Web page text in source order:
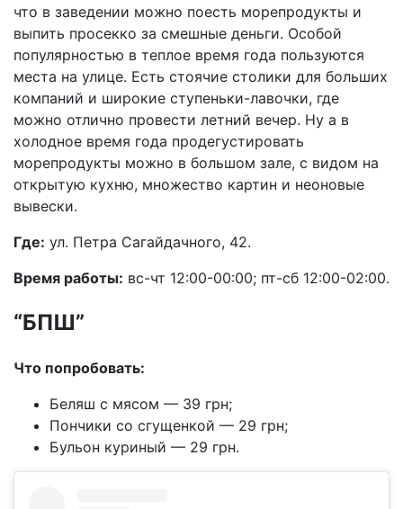
что в заведении можно поесть морепродукты и
выпить просекко за смешные деньги. Особой
популярностью в теплое время года пользуются
места на улице. Есть стоячие столики для больших
компаний и широкие ступеньки-лавочки, где
можно отлично провести летний вечер. Ну а в
холодное время года продегустировать
морепродукты можно в большом зале, с видом на
открытую кухню, множество картин и неоновые
вывески.
Где: ул. Петра Сагайдачного, 42.
Время работы: вс-чт 12:00-00:00; пт-сб 12:00-02:00.
“БПШ”
Что попробовать:
Беляш с мясом — 39 грн;
Пончики со сгущенкой — 29 грн;
Бульон куриный — 29 грн.